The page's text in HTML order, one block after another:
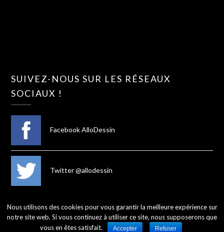
SUIVEZ-NOUS SUR LES RÉSEAUX
SOCIAUX !
Facebook AlloDessin
Twitter @allodessin
©2026 AlloDessin
Nous utilisons des cookies pour vous garantir la meilleure expérience sur
notre site web. Si vous continuez à utiliser ce site, nous supposerons que
vous en êtes satisfait.
Accepter Refuser